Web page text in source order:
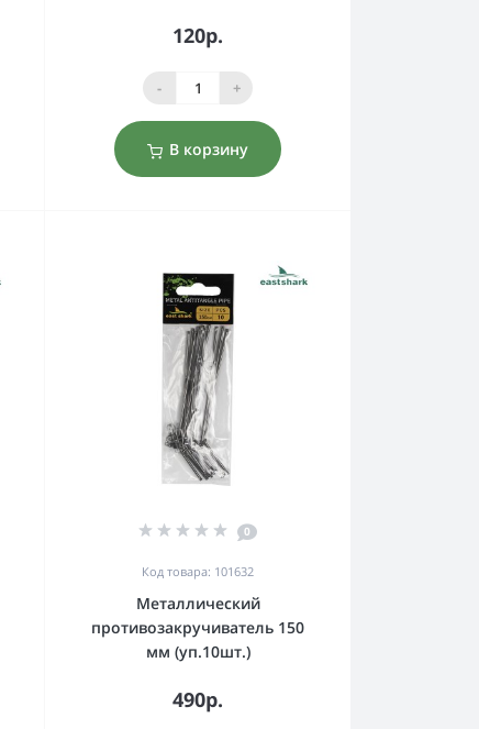
120р.
- +
В корзину
0
Код товара: 101632
Металлический
противозакручиватель 150
мм (уп.10шт.)
490р.